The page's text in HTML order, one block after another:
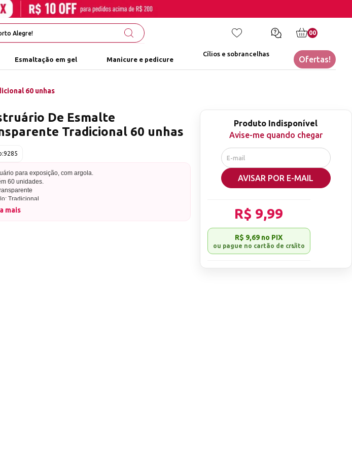
00
Esmaltação em gel Manicure e pedicure
Cílios e sobrancelhas
Ofertas!
60 unhas
favoritos
De Esmalte
Tradicional 60 unhas
9285
para exposição, com argola.
60 unidades.
Tradicional
mais R$ 9,99
R$ 9,69 no PIX
Produto Indisponível
Avise-me quando chegar
AVISAR POR E-MAIL